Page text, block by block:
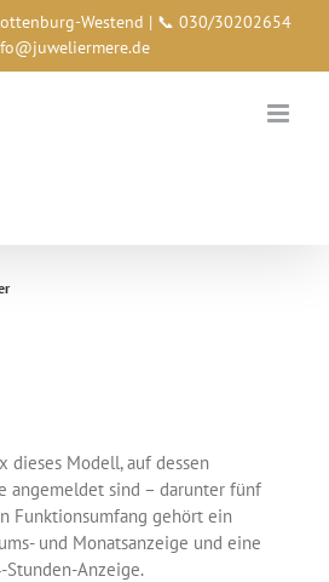
Westend | 📞 030/30202654
dieses Modell, auf dessen
angemeldet sind – darunter fünf
Funktionsumfang gehört ein
und Monatsanzeige und eine
Anzeige.